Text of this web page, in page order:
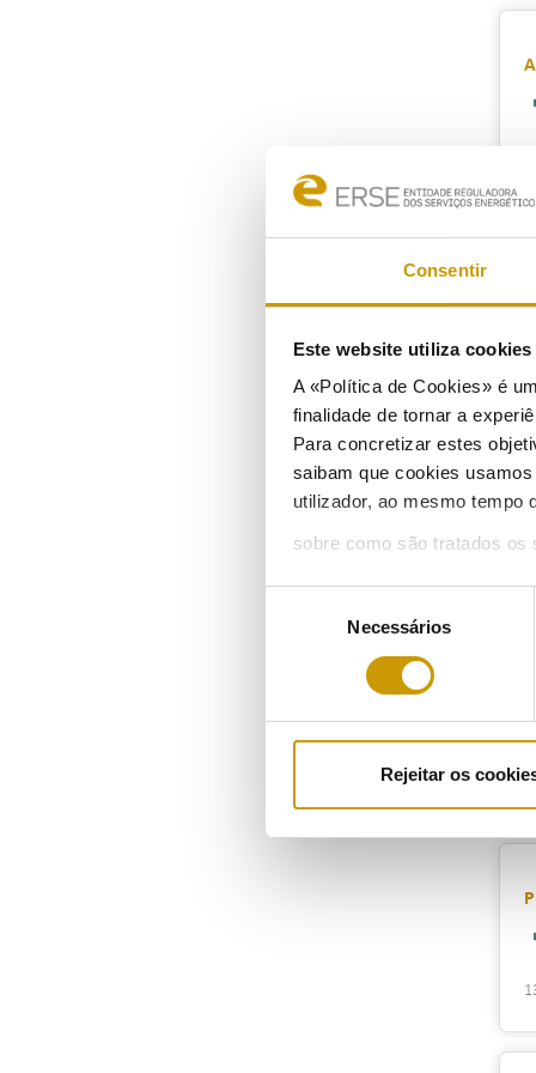
Consentir
Este website utiliza
A «Política de Cookies» é
finalidade de tornar a
Para concretizar estes
saibam que cookies
utilizador, ao mesmo tempo
sobre como são tratados
consentimento
Necessários
Rejeitar os